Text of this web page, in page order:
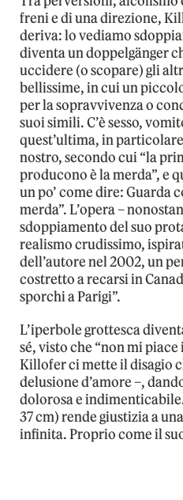
freni e di una direzione,
deriva: lo vediamo
diventa un doppelgänger
uccidere (o scopare) gli
bellissime, in cui un
per la sopravvivenza o
suoi simili. C’è sesso,
quest’ultima, in
nostro, secondo cui “la
producono è la merda”, e
un po’ come dire: Guarda
merda”. L’opera –
sdoppiamento del suo
realismo crudissimo,
dell’autore nel 2002, un
costretto a recarsi in
sporchi a Parigi”.
L’iperbole grottesca
sé, visto che “non mi
Killofer ci mette il disagio
delusione d’amore –,
dolorosa e
37 cm) rende giustizia a
infinita. Proprio come il